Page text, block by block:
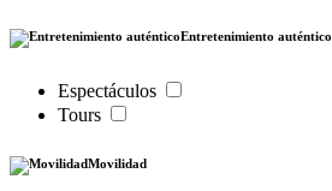
Entretenimiento auténtico
Espectáculos
Tours
Movilidad